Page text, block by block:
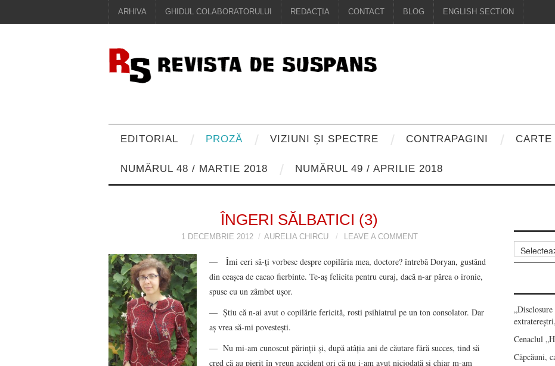
ARHIVA GHIDUL COLABORATORULUI REDACŢIA CONTACT BLOG ENGLISH SECTION
EDITORIAL PROZĂ VIZIUNI ȘI SPECTRE CONTRAPAGINI
NUMĂRUL 48 / MARTIE 2018 NUMĂRUL 49 / APRILIE 2018
ÎNGERI SĂLBATICI (3)
1 DECEMBRIE 2012 AURELIA CHIRCU LEAVE A COMMENT
― Îmi ceri să-ţi vorbesc despre copilăria mea, doctore? întrebă Doryan, gustând
din ceaşca de cacao fierbinte. Te-aş felicita pentru curaj, dacă n-ar părea o ironie,
spuse cu un zâmbet uşor.
― Ştiu că n-ai avut o copilărie fericită, rosti psihiatrul pe un ton consolator. Dar
aş vrea să-mi povesteşti.
― Nu mi-am cunoscut părinţii şi, după atâţia ani de căutare fără succes, tind să
cred că au pierit în vreun accident ori că nu i-am avut niciodată şi chiar m-am
Arhive
Cenaclul
Căpcăuni,